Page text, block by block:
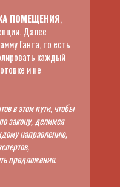
ПОМЕЩЕНИЯ,
Далее
Ганта, то есть
каждый
и не
в этом пути, чтобы
закону, делимся
направлению,
предложения.
лет —